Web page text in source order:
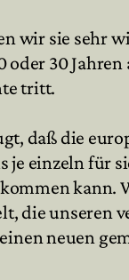
wir sie sehr
30 Jahren
tritt.
daß die
je einzeln für
kann.
die unseren
neuen